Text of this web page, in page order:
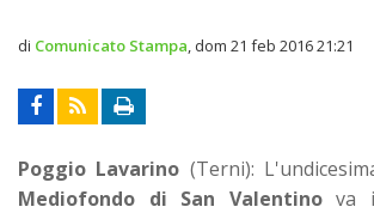
di Comunicato Stampa dom 21 feb 2016 21:21
Poggio Lavarino (Terni):
Mediofondo di San Valentinova